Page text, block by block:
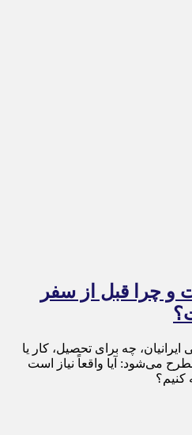
و چرا قبل از سفر
چه برای تحصیل، کار یا
می‌شود: آیا واقعاً نیاز است
کنیم؟